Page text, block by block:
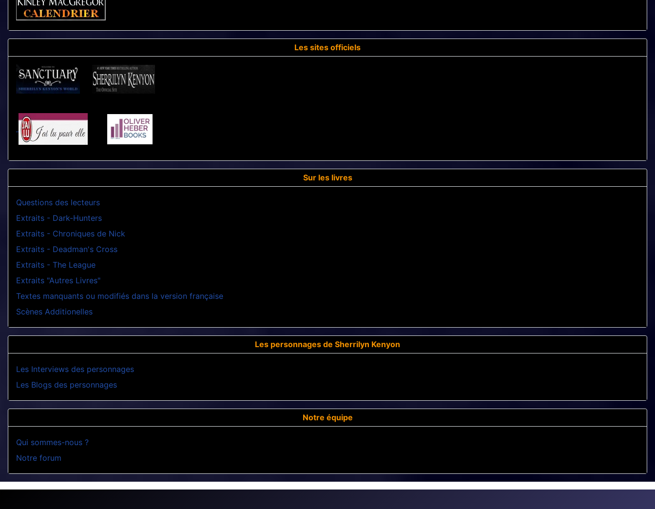
Les sites officiels
Sur les livres
Questions des lecteurs
Extraits - Dark-Hunters
Extraits - Chroniques de Nick
Extraits - Deadman's Cross
Extraits - The League
Extraits "Autres Livres"
Textes manquants ou modifiés dans la version française
Scènes Additionelles
Les personnages de Sherrilyn Kenyon
Les Interviews des personnages
Les Blogs des personnages
Notre équipe
Qui sommes-nous ?
Notre forum